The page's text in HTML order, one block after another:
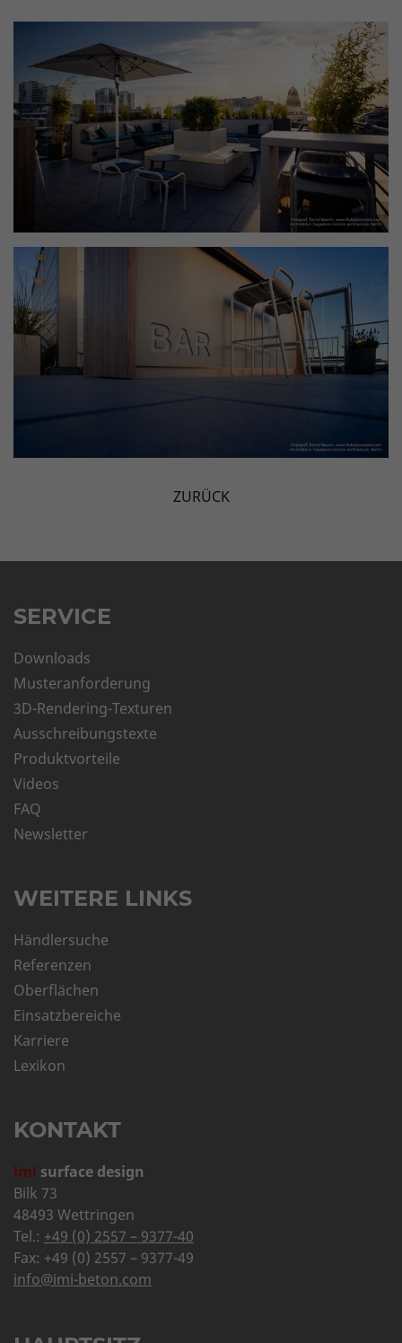
ZURÜCK
SERVICE
Downloads
Musteranforderung
3D-Rendering-Texturen
Ausschreibungstexte
Produktvorteile
Videos
FAQ
Newsletter
WEITERE LINKS
Händlersuche
Referenzen
Oberflächen
Einsatzbereiche
Karriere
Lexikon
KONTAKT
imi surface design
Bilk 73
48493 Wettringen
Tel.: +49 (0) 2557 – 9377-40
Fax: +49 (0) 2557 – 9377-49
info@imi-beton.com